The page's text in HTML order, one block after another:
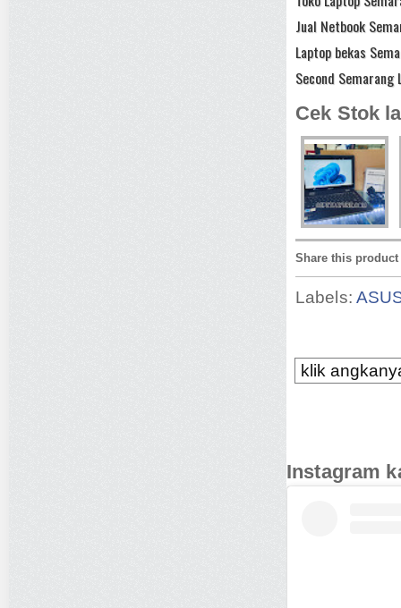
Jual Netbook
Laptop bekas
Second Semarang
Cek Stok
Share this product
Labels:
klik
Instagram